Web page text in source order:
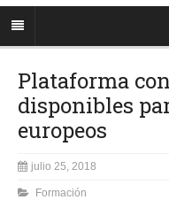
Plataforma
disponibles
europeos
julio 25, 2018
Formación